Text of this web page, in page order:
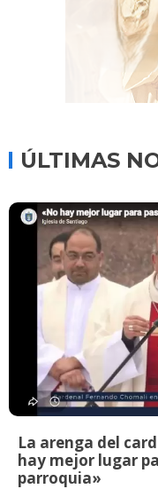
ÚLTIMAS
La arenga del
hay mejor lugar
parroquia»